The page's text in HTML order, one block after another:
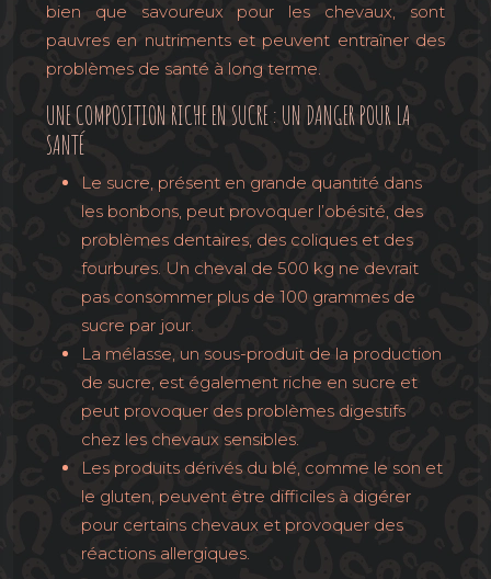
bien que savoureux pour les chevaux, sont
pauvres en nutriments et peuvent entraîner des
problèmes de santé à long terme.
UNE COMPOSITION RICHE EN SUCRE : UN DANGER POUR LA
SANTÉ
Le sucre, présent en grande quantité dans
les bonbons, peut provoquer l’obésité, des
problèmes dentaires, des coliques et des
fourbures. Un cheval de 500 kg ne devrait
pas consommer plus de 100 grammes de
sucre par jour.
La mélasse, un sous-produit de la production
de sucre, est également riche en sucre et
peut provoquer des problèmes digestifs
chez les chevaux sensibles.
Les produits dérivés du blé, comme le son et
le gluten, peuvent être difficiles à digérer
pour certains chevaux et provoquer des
réactions allergiques.